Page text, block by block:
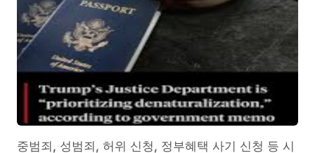
중범죄, 성범죄, 허위 신청, 정부혜택 사기 신청 등 시